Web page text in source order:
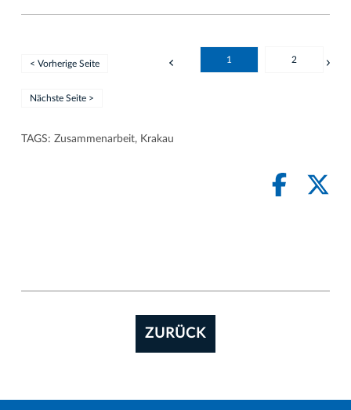
< Vorherige Seite 1 2
Nächste Seite >
TAGS: Zusammenarbeit, Krakau
ZURÜCK